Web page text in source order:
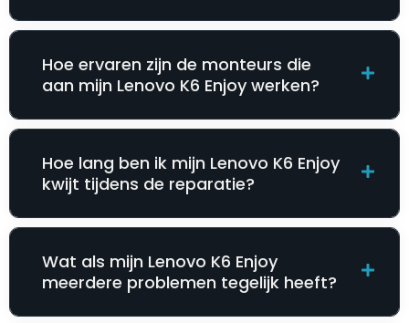
Hoe ervaren zijn de monteurs die
aan mijn Lenovo K6 Enjoy werken?
Hoe lang ben ik mijn Lenovo K6 Enjoy
kwijt tijdens de reparatie?
Wat als mijn Lenovo K6 Enjoy
meerdere problemen tegelijk heeft?